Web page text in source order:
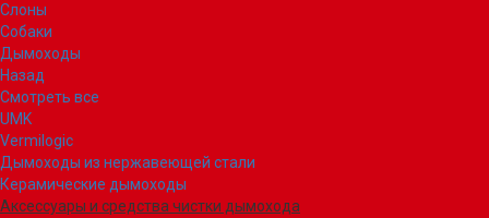
Слоны
Собаки
Дымоходы
Назад
Смотреть все
UMK
Vermilogic
Дымоходы из нержавеющей стали
Керамические дымоходы
Аксессуары и средства чистки дымохода